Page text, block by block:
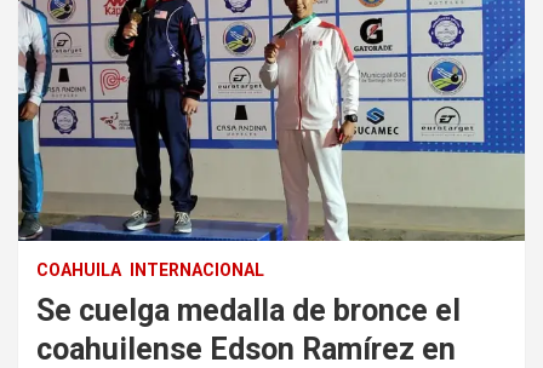
COAHUILA INTERNACIONAL
Se cuelga medalla de bronce el
coahuilense Edson Ramírez en